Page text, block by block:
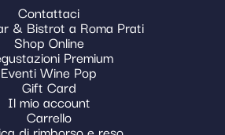
Contattaci
& Bistrot a Roma Prati
Shop Online
Premium
Eventi Wine Pop
Gift Card
Il mio account
Carrello